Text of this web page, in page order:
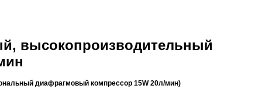
высокопроизводительный
диафрагмовый компрессор 15W 20л/мин)